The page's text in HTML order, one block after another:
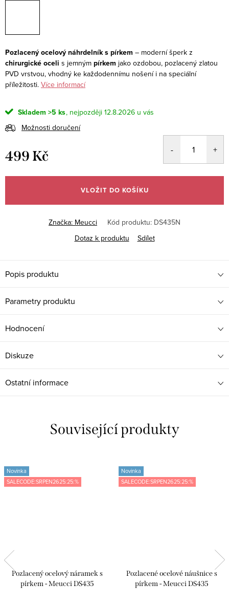
Pozlacený ocelový náhrdelník s pírkem – moderní šperk z
chirurgické oceli s jemným pírkem jako ozdobou, pozlacený zlatou
PVD vrstvou, vhodný ke každodennímu nošení i na speciální
příležitosti. Více informací
Skladem >5 ks
12.8.2026
Možnosti doručení
499 Kč
cena:
VLOŽIT DO KOŠÍKU
Značka: Meucci Kód produktu: DS435N
Dotaz k produktu
Sdílet
Popis produktu
Parametry produktu
Hodnocení
Diskuze
Ostatní informace
Související produkty
Novinka
SALECODE:SRPEN2625:25:%
Pozlacený ocelový náramek s
pírkem - Meucci DS435
Novinka
SALECODE:SRPEN2625:25:%
Pozlacené ocelové náušnice s
pírkem - Meucci DS435